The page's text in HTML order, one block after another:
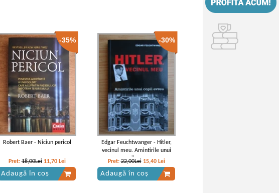
-35%
Robert Baer - Niciun pericol
Pret:18,00Lei 11,70 Lei
Adaugă în coș
-30%
Edgar Feuchtwanger - Hitler,
vecinul meu. Amintirile unui
copil evreu
Pret:22,00Lei 15,40 Lei
Adaugă în coș